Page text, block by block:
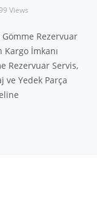
Views
Rezervuar
Kargo İmkanı
Rezervuar Servis,
ve Yedek Parça